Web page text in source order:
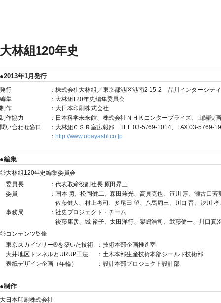
大林組120年史
2013年1月発行
発行
：株式会社大林組／東京都港区港南2-15-2 品川インターシテ
編集
：大林組120年史編集委員会
制作
：大日本印刷株式会社
制作協力
：日本科学未来館、株式会社ＮＨＫエンタープライズ、山陽映
問い合わせ窓口
：大林組ＣＳＲ室広報部 TEL 03-5769-1014、FAX 03-5769-
： http://www.obayashi.co.jp
編集
大林組120年史編集委員会
委員長
： 代表取締役副社長 原田昇三
委員
： 国本 勇、松岡健二、森田兼光、高貝克也、笹川 淳、瀬古口芳
佐藤健人、村上考司、多尾田 望、八馬周三、川口 晋、汐川
事務局
： 社史プロジェクト・チーム
後藤康彦、城 裕子、太田洋行、簗嶋浩司、武藤健一、川口真
コンテンツ監修
東京スカイツリー®を築いた技術
：技術本部企画推進室
大井地区トンネルとURUP工法
：土木本部生産技術本部シールド技術部
表紙デザイン企画（年輪）
：設計本部プロジェクト設計部
制作
大日本印刷株式会社